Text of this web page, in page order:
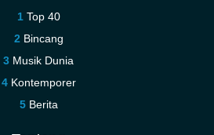
Top 40
Bincang
Musik Dunia
Kontemporer
Berita